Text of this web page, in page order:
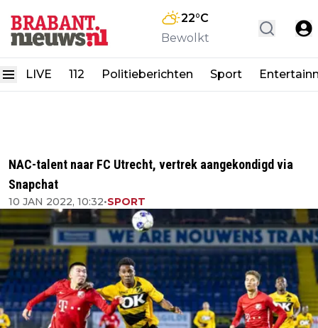
22°C
Bewolkt
LIVE 112 Politieberichten Sport
NAC-talent naar FC Utrecht, vertrek aangekondigd via
Snapchat
10 JAN 2022, 10:32•SPORT